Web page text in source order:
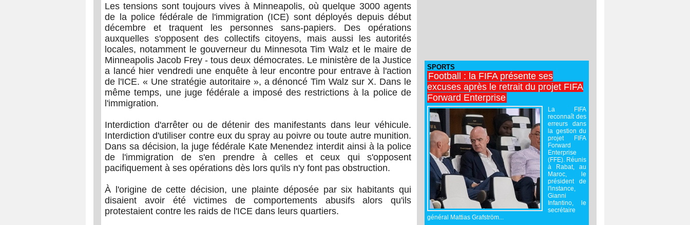
Les tensions sont toujours vives à Minneapolis, où quelque 3000 agents
de la police fédérale de l'immigration (ICE) sont déployés depuis début
décembre et traquent les personnes sans-papiers. Des opérations
auxquelles s'opposent des collectifs citoyens, mais aussi les autorités
locales, notamment le gouverneur du Minnesota Tim Walz et le maire de
Minneapolis Jacob Frey - tous deux démocrates. Le ministère de la Justice
a lancé hier vendredi une enquête à leur encontre pour entrave à l'action
de l'ICE. « Une stratégie autoritaire », a dénoncé Tim Walz sur X. Dans le
même temps, une juge fédérale a imposé des restrictions à la police de
l'immigration.
Interdiction d'arrêter ou de détenir des manifestants dans leur véhicule.
Interdiction d'utiliser contre eux du spray au poivre ou toute autre munition.
Dans sa décision, la juge fédérale Kate Menendez interdit ainsi à la police
de l'immigration de s'en prendre à celles et ceux qui s'opposent
pacifiquement à ses opérations dès lors qu'ils n'y font pas obstruction.
À l'origine de cette décision, une plainte déposée par six habitants qui
disaient avoir été victimes de comportements abusifs alors qu'ils
protestaient contre les raids de l'ICE dans leurs quartiers.
SPORTS
Football : la FIFA présente ses
excuses après le retrait du projet FIFA
Forward Enterprise
La FIFA
reconnaît des
erreurs dans
la gestion du
projet FIFA
Forward
Enterprise
(FFE). Réunis
à Rabat, au
Maroc, le
président de
l'instance,
Gianni
Infantino, le
secrétaire
général Mattias Grafström...